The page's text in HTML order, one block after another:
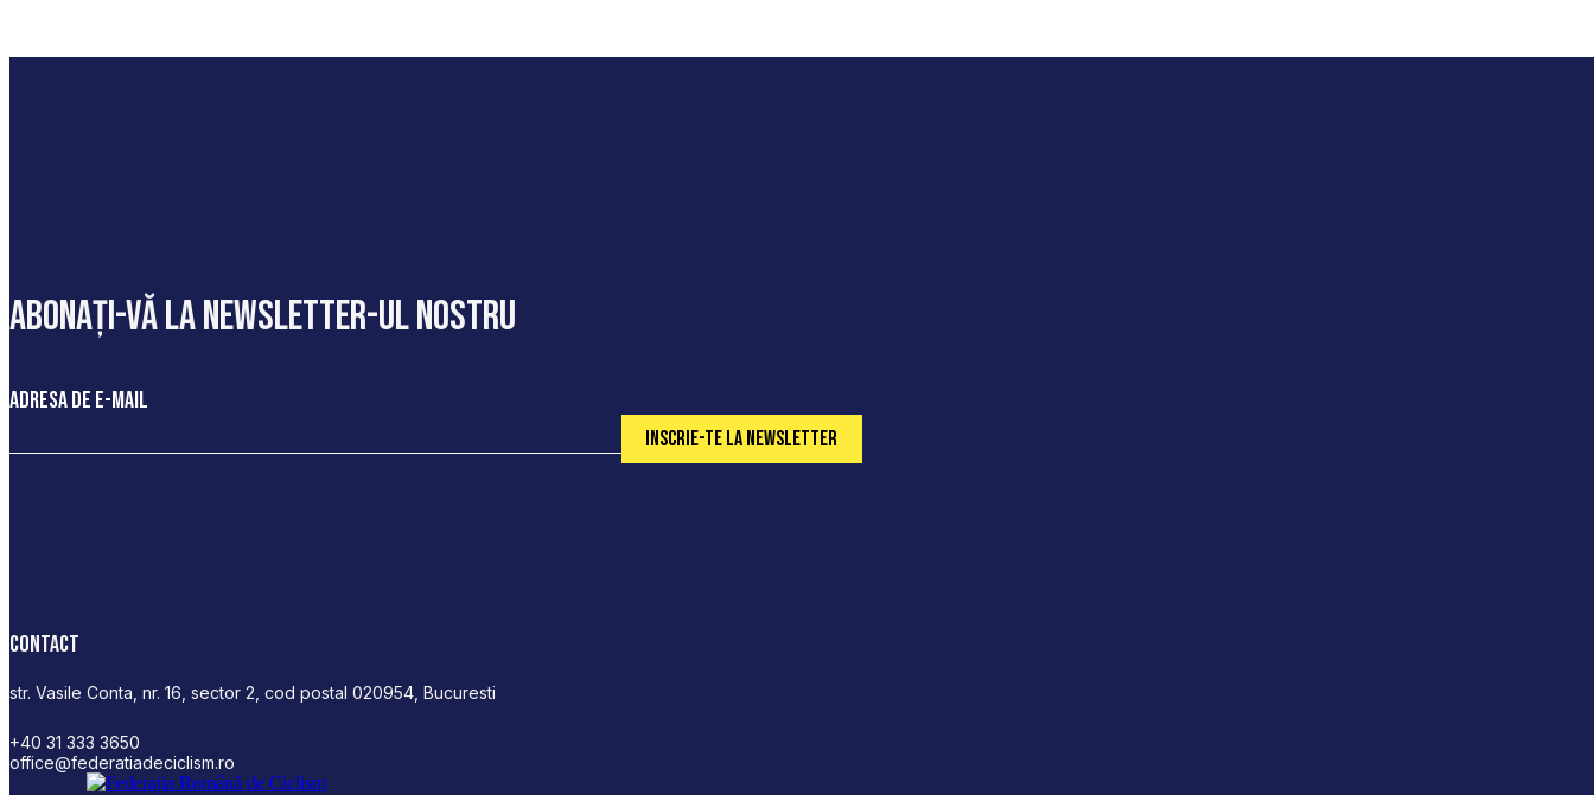
abonați-vă la newsletter-ul nostru
Adresa de e-mail
Contact
str. Vasile Conta, nr. 16, sector 2, cod postal 020954, Bucuresti
+40 31 333 3650
office@federatiadeciclism.ro